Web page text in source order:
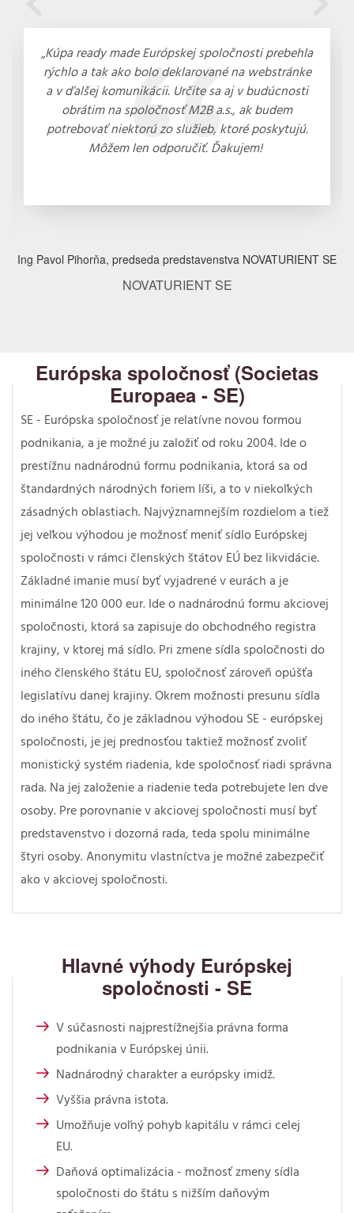
Kúpa ready made Európskej spoločnosti prebehla
rýchlo a tak ako bolo deklarované na webstránke
a v ďalšej komunikácii. Určite sa aj v budúcnosti
obrátim na spoločnosť M2B a.s., ak budem
potrebovať niektorú zo služieb, ktoré poskytujú.
Môžem len odporučiť. Ďakujem!
Ing Pavol Pihorňa, predseda predstavenstva NOVATURIENT SE
NOVATURIENT SE
Európska spoločnosť (Societas
Europaea - SE)
SE - Európska spoločnosť je relatívne novou formou
podnikania, a je možné ju založiť od roku 2004. Ide o
prestížnu nadnárodnú formu podnikania, ktorá sa od
štandardných národných foriem líši, a to v niekoľkých
zásadných oblastiach. Najvýznamnejším rozdielom a tiež
jej veľkou výhodou je možnosť meniť sídlo Európskej
spoločnosti v rámci členských štátov EÚ bez likvidácie.
Základné imanie musí byť vyjadrené v eurách a je
minimálne 120 000 eur. Ide o nadnárodnú formu akciovej
spoločnosti, ktorá sa zapisuje do obchodného registra
krajiny, v ktorej má sídlo. Pri zmene sídla spoločnosti do
iného členského štátu EU, spoločnosť zároveň opúšťa
legislatívu danej krajiny. Okrem možnosti presunu sídla
do iného štátu, čo je základnou výhodou SE - európskej
spoločnosti, je jej prednosťou taktiež možnosť zvoliť
monistický systém riadenia, kde spoločnosť riadi správna
rada. Na jej založenie a riadenie teda potrebujete len dve
osoby. Pre porovnanie v akciovej spoločnosti musí byť
predstavenstvo i dozorná rada, teda spolu minimálne
štyri osoby. Anonymitu vlastníctva je možné zabezpečiť
ako v akciovej spoločnosti.
Hlavné výhody Európskej
spoločnosti - SE
V súčasnosti najprestížnejšia právna forma
podnikania v Európskej únii.
Nadnárodný charakter a európsky imidž.
Vyššia právna istota.
Umožňuje voľný pohyb kapitálu v rámci celej
EU.
Daňová optimalizácia - možnosť zmeny sídla
spoločnosti do štátu s nižším daňovým